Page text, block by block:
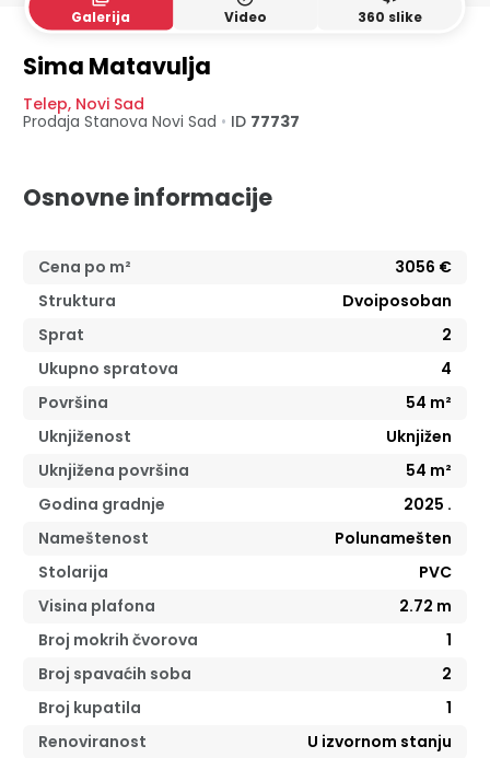
Galerija Video 360 slike
Sima Matavulja
Telep, Novi Sad
Prodaja Stanova Novi Sad • ID 77737
Osnovne informacije
Cena po m² 3056 €
Struktura
Dvoiposoban
Sprat
2
Ukupno spratova
4
Površina
54 m²
Uknjiženost
Uknjižen
Uknjižena površina
54 m²
Godina gradnje
2025 .
Nameštenost
Polunamešten
Stolarija
PVC
Visina plafona
2.72 m
Broj mokrih čvorova
1
Broj spavaćih soba
2
Broj kupatila
1
Renoviranost
U izvornom stanju